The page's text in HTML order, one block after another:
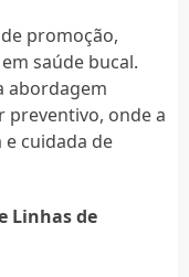
promoção,
saúde bucal.
abordagem
onde a
cuidada de
Linhas de